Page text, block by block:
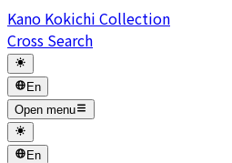
Kano Kokichi Collection
Cross Search
En
Open menu
En